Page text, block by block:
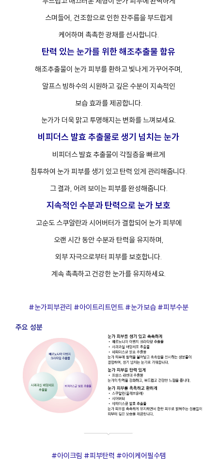
스며들어, 건조함으로 인한 잔주름을 부드럽게
케어하며 촉촉한 광채를 선사합니다.
탄력 있는 눈가를 위한 해조추출물 함유
해조추출물이 눈가 피부를 환하고 빛나게 가꾸어주며,
알프스 빙하수의 시원하고 깊은 수분이 지속적인
보습 효과를 제공합니다.
눈가가 더욱 맑고 투명해지는 변화를 느껴보세요.
비피더스 발효 추출물로 생기 넘치는 눈가
비피더스 발효 추출물이 각질층을 빠르게
침투하여 눈가 피부를 생기 있고 탄력 있게 관리해줍니다.
그 결과, 어려 보이는 피부를 완성해줍니다.
지속적인 수분과 탄력으로 눈가 보호
고순도 스쿠알란과 시어버터가 결합되어 눈가 피부에
오랜 시간 동안 수분과 탄력을 유지하며,
외부 자극으로부터 피부를 보호합니다.
계속 촉촉하고 건강한 눈가를 유지하세요.
#눈가피부관리 #아이트리트먼트 #눈가보습 #피부수분
#아이크림 #피부탄력 #아이케어필수템